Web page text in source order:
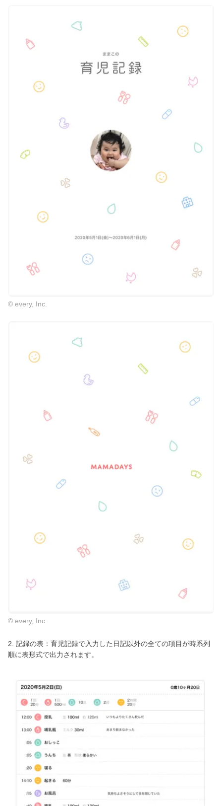
© every, Inc.
© every, Inc.
2. 記録の表：育児記録で入力した日記以外の全ての項目が時系列
順に表形式で出力されます。